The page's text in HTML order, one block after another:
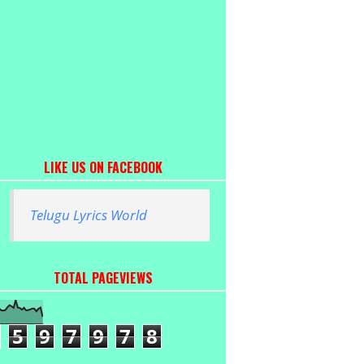
LIKE US ON FACEBOOK
Telugu Lyrics World
TOTAL PAGEVIEWS
5 9 7 9 7 8